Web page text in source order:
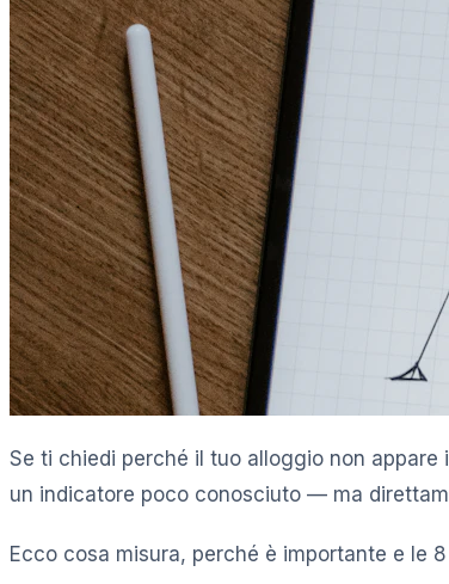
Se ti chiedi perché il tuo alloggio non
un indicatore poco conosciuto — ma
Ecco cosa misura, perché è importante e le